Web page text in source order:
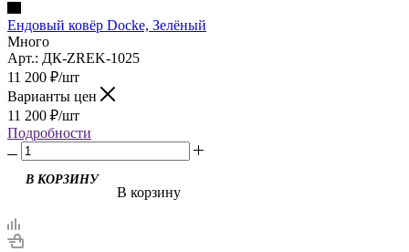
Ендовый ковёр Docke, Зелёный
Много
Арт.: ДК-ZREK-1025
11 200 ₽/шт
Варианты цен
11 200 ₽/шт
Подробности
В корзину